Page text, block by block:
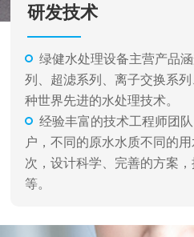
研发技术
绿健水处理设备主营产品
列、超滤系列、离子交换系
种世界先进的水处理技术。
经验丰富的技术工程师团
户，不同的原水水质不同的
次，设计科学、完善的方案
等。